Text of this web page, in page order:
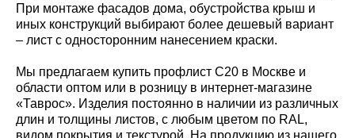
При монтаже фасадов дома, обустройства крыш и
иных конструкций выбирают более дешевый вариант
– лист с односторонним нанесением краски.
Мы предлагаем купить профлист С20 в Москве и
области оптом или в розницу в интернет-магазине
«Таврос». Изделия постоянно в наличии из различных
длин и толщины листов, с любым цветом по RAL,
видом покрытия и текстурой. На продукцию из нашего